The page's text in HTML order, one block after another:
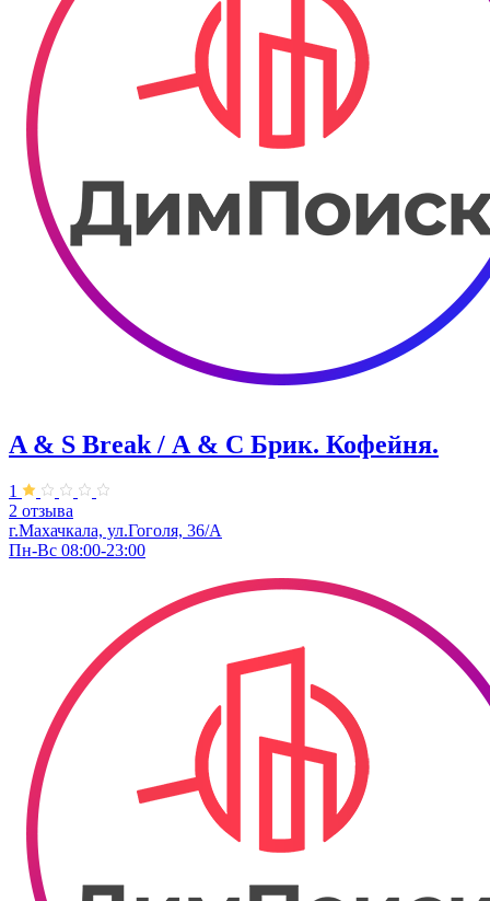
A & S Break / А & С Брик. Кофейня.
1
2 отзыва
г.Махачкала, ул.Гоголя, 36/А
Пн-Вс 08:00-23:00